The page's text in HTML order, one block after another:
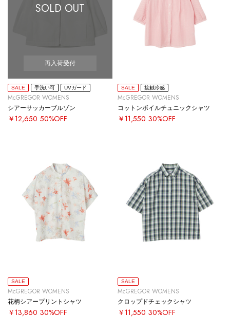
SOLD OUT
再入荷受付
SALE 手洗い可 UVガード
McGREGOR WOMENS
シアーサッカーブルゾン
￥12,650 50%OFF
SALE 接触冷感
McGREGOR WOMENS
コットンボイルチュニックシャツ
￥11,550 30%OFF
SALE
McGREGOR WOMENS
花柄シアープリントシャツ
￥13,860 30%OFF
SALE
McGREGOR WOMENS
クロップドチェックシャツ
￥11,550 30%OFF